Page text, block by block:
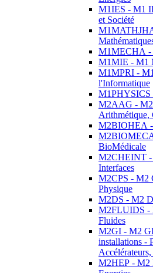
M1IES - M1
et Société
M1MECHA -
M1MIE - M1
M1MPRI -
l'Informatique
M1PHYSICS
M2AAG -
Arithmétique,
M2BIOHEA -
BioMédicale
M2CHEINT -
Interfaces
M2CPS - M2
Physique
M2DS - M2
M2FLUIDS -
Fluides
M2GI - M2
installations -
M2HEP - M2